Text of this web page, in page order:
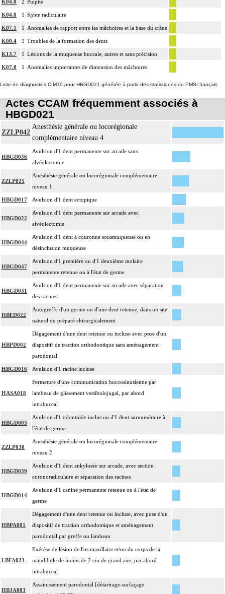
K04.0 2 Pulpite
K04.8 1 Kyste radiculaire
K07.1 1 Anomalies de rapport entre les mâchoires et la base du crâne
K00.4 1 Troubles de la formation des dents
K13.7 1 Lésions de la muqueuse buccale, autres et sans précision
K07.0 1 Anomalies importantes de dimension des mâchoires
Liste de diagnostics CIM10 pour HBGD021 générée à partir des statistiques du PMSI français
Actes CCAM fréquemment associés à
HBGD021
ZZLP042
Anesthésie générale ou locorégionale
complémentaire niveau 4
HBGD036
Avulsion d'1 dent permanente sur arcade sans
alvéolectomie
ZZLP025
Anesthésie générale ou locorégionale complémentaire
niveau 1
HBGD017 Avulsion d'1 dent ectopique
HBGD022
Avulsion d'1 dent permanente sur arcade avec
alvéolectomie
HBGD044
Avulsion d'1 dent à couronne sousmuqueuse ou en
désinclusion muqueuse
HBGD047
Avulsion d'1 première ou d'1 deuxième molaire
permanente retenue ou à l'état de germe
HBGD031
Avulsion d'1 dent permanente sur arcade avec séparation
des racines
HBED022
Autogreffe d'un germe ou d'une dent retenue, dans un site
naturel ou préparé chirurgicalement
HBPD002
Dégagement d'une dent retenue ou incluse avec pose d'un
dispositif de traction orthodontique sans aménagement
parodontal
HBGD016 Avulsion d'1 racine incluse
HASA018
Fermeture d'une communication buccosinusienne par
lambeau de glissement vestibulojugal, par abord
intrabuccal
HBGD003
Avulsion d'1 odontoïde inclus ou d'1 dent surnuméraire à
l'état de germe
ZZLP030
Anesthésie générale ou locorégionale complémentaire
niveau 2
HBGD039
Avulsion d'1 dent ankylosée sur arcade, avec section
coronoradiculaire et séparation des racines
HBGD014
Avulsion d'1 canine permanente retenue ou à l'état de
germe
HBPA001
Dégagement d'une dent retenue ou incluse, avec pose d'un
dispositif de traction orthodontique et aménagement
parodontal par greffe ou lambeau
LBFA023
Exérèse de lésion de l'os maxillaire et/ou du corps de la
mandibule de moins de 2 cm de grand axe, par abord
intrabuccal
HBJA003
Assainissement parodontal [détartrage-surfaçage